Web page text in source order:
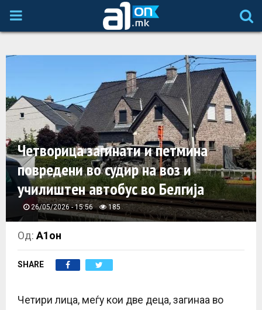
P
M
A
R
M
E
N
Четворица загинати и петмина
повредени во судир на воз и
училиштен автобус во Белгија
26/05/2026 - 15:56 185
Од:А1он
SHARE
Четири лица, меѓу кои две деца, загинаа во